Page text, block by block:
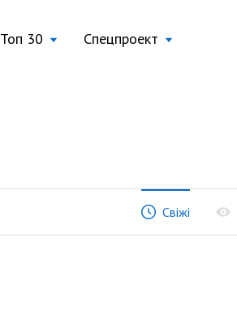
Топ 30 Спецпроект
Свіжі